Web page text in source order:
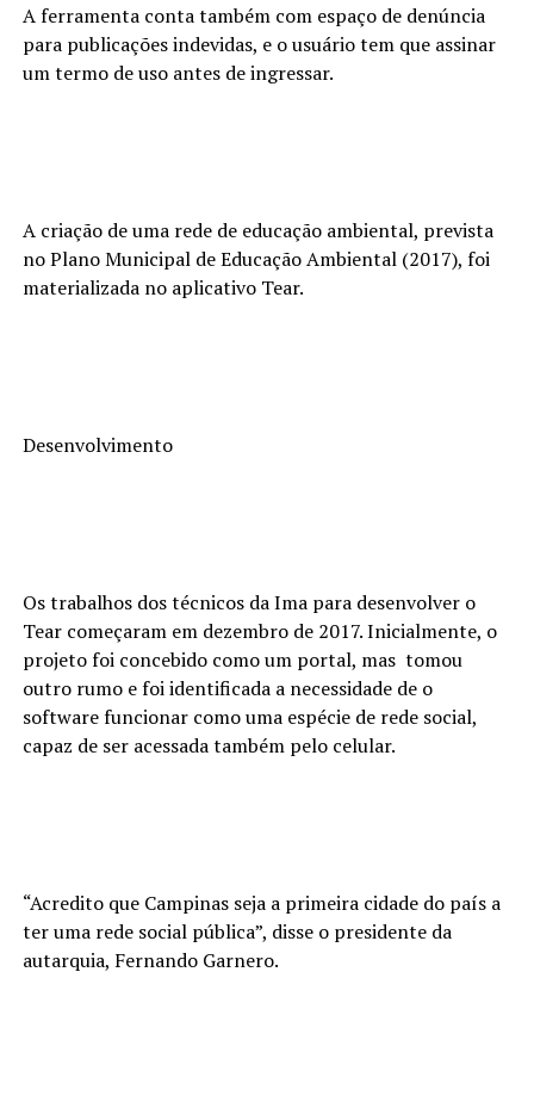
A ferramenta conta também com espaço de denúncia
para publicações indevidas, e o usuário tem que assinar
um termo de uso antes de ingressar.
A criação de uma rede de educação ambiental, prevista
no Plano Municipal de Educação Ambiental (2017), foi
materializada no aplicativo Tear.
Desenvolvimento
Os trabalhos dos técnicos da Ima para desenvolver o
Tear começaram em dezembro de 2017. Inicialmente, o
projeto foi concebido como um portal, mas tomou
outro rumo e foi identificada a necessidade de o
software funcionar como uma espécie de rede social,
capaz de ser acessada também pelo celular.
“Acredito que Campinas seja a primeira cidade do país a
ter uma rede social pública”, disse o presidente da
autarquia, Fernando Garnero.